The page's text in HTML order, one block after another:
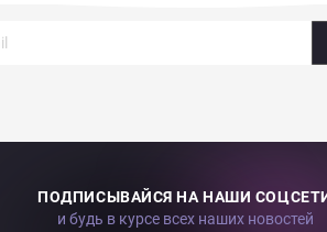
ПОДПИСЫВАЙСЯ НА НАШИ
и будь в курсе всех наших новостей